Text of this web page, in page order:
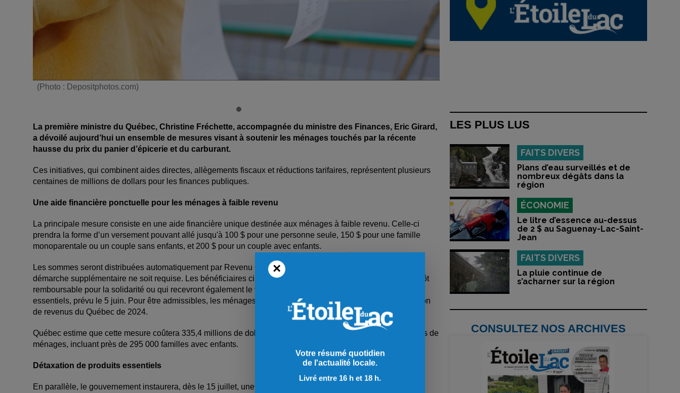
(Photo : Depositphotos.com)
La première ministre du Québec, Christine Fréchette, accompagnée du ministre des Finances, Eric Girard,
a dévoilé aujourd’hui un ensemble de mesures visant à soutenir les ménages touchés par la récente
hausse du prix du panier d’épicerie et du carburant.
Ces initiatives, qui combinent aides directes, allègements fiscaux et réductions tarifaires, représentent plusieurs
centaines de millions de dollars pour les finances publiques.
Une aide financière ponctuelle pour les ménages à faible revenu
La principale mesure consiste en une aide financière unique destinée aux ménages à faible revenu. Celle-ci
prendra la forme d’un versement pouvant allé jusqu'à 100 $ pour une personne seule, 150 $ pour une famille
monoparentale ou un couple sans enfants, et 200 $ pour un couple avec enfants.
Les sommes seront distribuées automatiquement par Revenu Québec à compter du 4 juin, sans qu’aucune
démarche supplémentaire ne soit requise. Les bénéficiaires ciblés sont ceux qui ont déjà droit au crédit d’impôt
remboursable pour la solidarité ou qui recevront également le versement fédéral pour l’épicerie et les besoins
essentiels, prévu le 5 juin. Pour être admissibles, les ménages doivent néanmoins avoir produit leur déclaration
de revenus du Québec de 2024.
Québec estime que cette mesure coûtera 335,4 millions de dollars et permettra de soutenir environ 2,6 millions de
ménages, incluant près de 295 000 familles avec enfants.
Détaxation de produits essentiels
En parallèle, le gouvernement instaurera, dès le 15 juillet, une détaxation additionnelle de certains produits
LES PLUS LUS
FAITS DIVERS
Plans d’eau surveillés et de
nombreux dégâts dans la
région
ÉCONOMIE
Le litre d’essence au-dessus
de 2 $ au Saguenay-Lac-Saint-
Jean
FAITS DIVERS
La pluie continue de
s’acharner sur la région
CONSULTEZ NOS ARCHIVES
×
Votre résumé quotidien
de l'actualité locale.
Livré entre 16 h et 18 h.